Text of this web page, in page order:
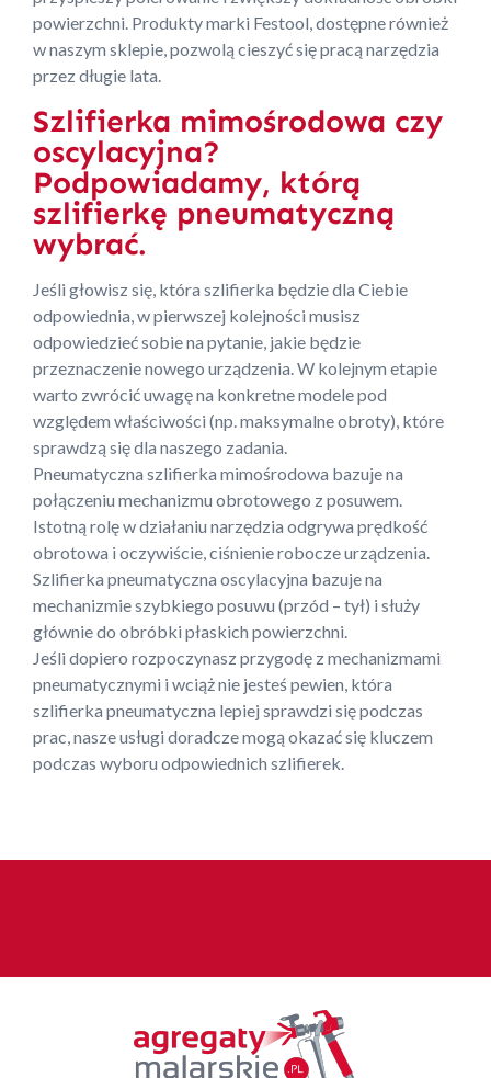
powierzchni. Produkty marki Festool, dostępne również
w naszym sklepie, pozwolą cieszyć się pracą narzędzia
przez długie lata.
Szlifierka mimośrodowa czy
oscylacyjna?
Podpowiadamy, którą
szlifierkę pneumatyczną
wybrać.
Jeśli głowisz się, która szlifierka będzie dla Ciebie
odpowiednia, w pierwszej kolejności musisz
odpowiedzieć sobie na pytanie, jakie będzie
przeznaczenie nowego urządzenia. W kolejnym etapie
warto zwrócić uwagę na konkretne modele pod
względem właściwości (np. maksymalne obroty), które
sprawdzą się dla naszego zadania.
Pneumatyczna szlifierka mimośrodowa bazuje na
połączeniu mechanizmu obrotowego z posuwem.
Istotną rolę w działaniu narzędzia odgrywa prędkość
obrotowa i oczywiście, ciśnienie robocze urządzenia.
Szlifierka pneumatyczna oscylacyjna bazuje na
mechanizmie szybkiego posuwu (przód – tył) i służy
głównie do obróbki płaskich powierzchni.
Jeśli dopiero rozpoczynasz przygodę z mechanizmami
pneumatycznymi i wciąż nie jesteś pewien, która
szlifierka pneumatyczna lepiej sprawdzi się podczas
prac, nasze usługi doradcze mogą okazać się kluczem
podczas wyboru odpowiednich szlifierek.